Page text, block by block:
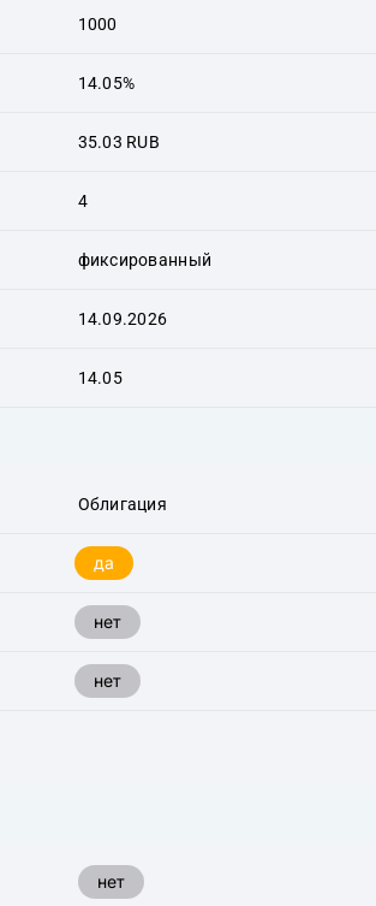
1000
14.05%
35.03 RUB
4
фиксированный
14.09.2026
14.05
Облигация
да
нет
нет
нет